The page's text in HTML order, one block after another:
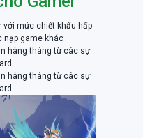
với mức chiết khấu hấp
nạp game khác
hàng tháng từ các sự
hàng tháng từ các sự